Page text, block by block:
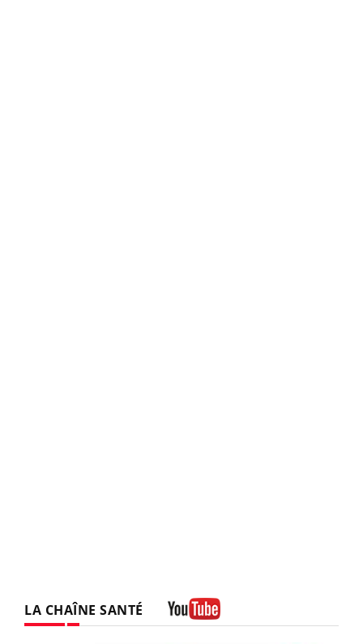
LA CHAÎNE SANTÉ